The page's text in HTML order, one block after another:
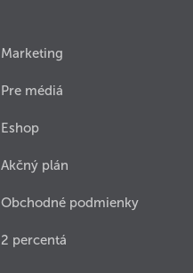
Marketing
Pre médiá
Eshop
Akčný plán
Obchodné podmienky
2 percentá